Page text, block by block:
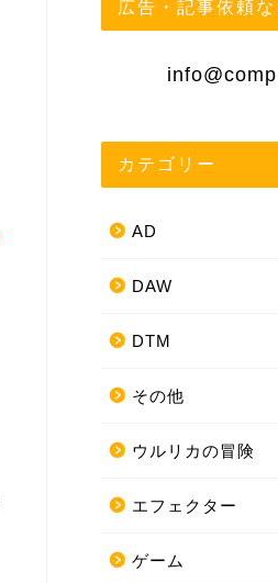
広告・記事依頼
カテゴリー
AD
DAW
DTM
その他
ウルリカの冒険
エフェクター
ゲーム